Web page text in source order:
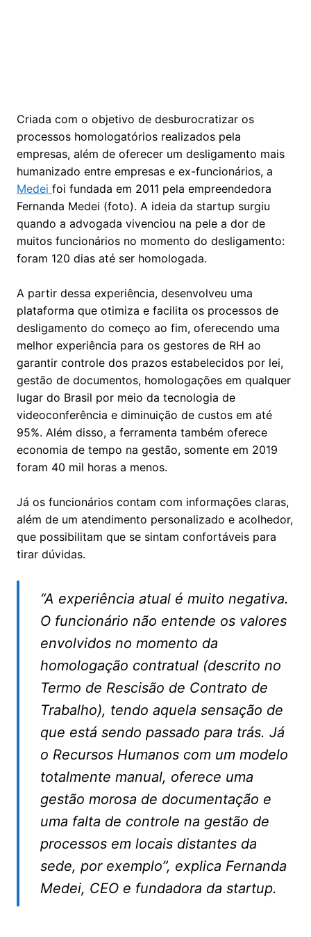
Criada com o objetivo de desburocratizar os
processos homologatórios realizados pela
empresas, além de oferecer um desligamento mais
humanizado entre empresas e ex-funcionários, a
Medei foi fundada em 2011 pela empreendedora
Fernanda Medei (foto). A ideia da startup surgiu
quando a advogada vivenciou na pele a dor de
muitos funcionários no momento do desligamento:
foram 120 dias até ser homologada.
A partir dessa experiência, desenvolveu uma
plataforma que otimiza e facilita os processos de
desligamento do começo ao fim, oferecendo uma
melhor experiência para os gestores de RH ao
garantir controle dos prazos estabelecidos por lei,
gestão de documentos, homologações em qualquer
lugar do Brasil por meio da tecnologia de
videoconferência e diminuição de custos em até
95%. Além disso, a ferramenta também oferece
economia de tempo na gestão, somente em 2019
foram 40 mil horas a menos.
Já os funcionários contam com informações claras,
além de um atendimento personalizado e acolhedor,
que possibilitam que se sintam confortáveis para
tirar dúvidas.
“A experiência atual é muito negativa.
O funcionário não entende os valores
envolvidos no momento da
homologação contratual (descrito no
Termo de Rescisão de Contrato de
Trabalho), tendo aquela sensação de
que está sendo passado para trás. Já
o Recursos Humanos com um modelo
totalmente manual, oferece uma
gestão morosa de documentação e
uma falta de controle na gestão de
processos em locais distantes da
sede, por exemplo”, explica Fernanda
Medei, CEO e fundadora da startup.